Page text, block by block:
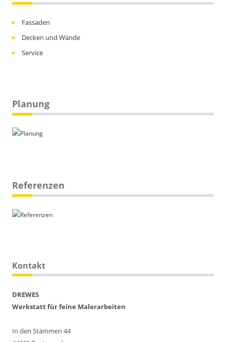
Fassaden
Decken und Wände
Service
Planung
Referenzen
Kontakt
DREWES
Werkstatt für feine Malerarbeiten
In den Stämmen 44